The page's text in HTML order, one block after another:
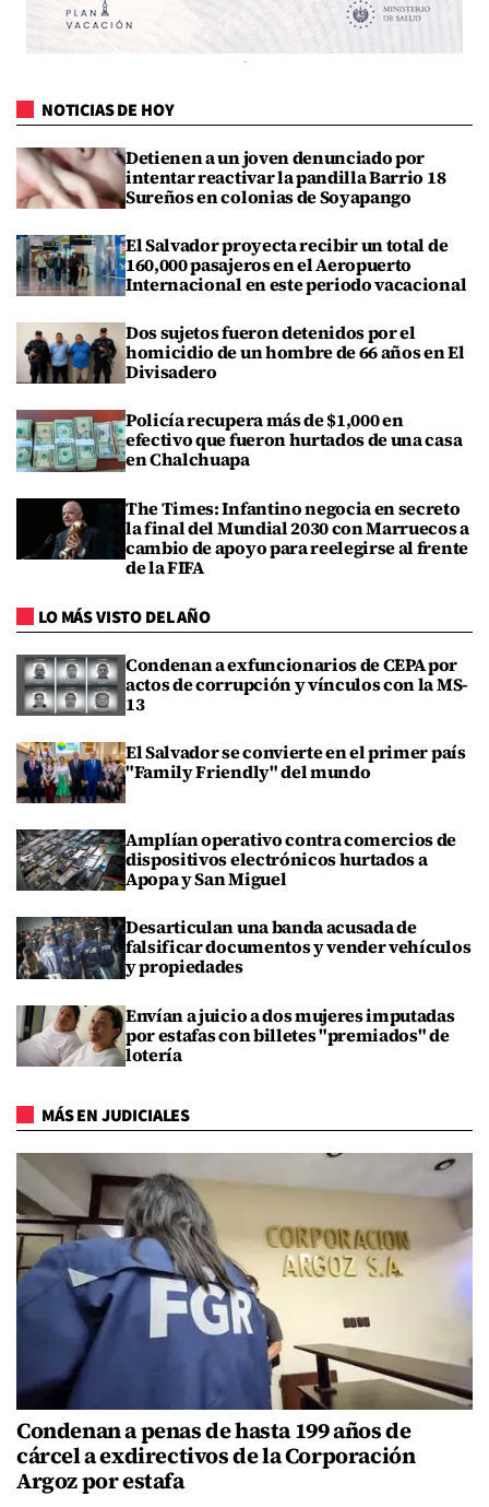
NOTICIAS DE HOY
Detienen a un joven denunciado por
intentar reactivar la pandilla Barrio 18
Sureños en colonias de Soyapango
El Salvador proyecta recibir un total de
160,000 pasajeros en el Aeropuerto
Internacional en este periodo vacacional
Dos sujetos fueron detenidos por el
homicidio de un hombre de 66 años en El
Divisadero
Policía recupera más de $1,000 en
efectivo que fueron hurtados de una casa
en Chalchuapa
The Times: Infantino negocia en secreto
la final del Mundial 2030 con Marruecos a
cambio de apoyo para reelegirse al frente
de la FIFA
LO MÁS VISTO DEL AÑO
Condenan a exfuncionarios de CEPA por
actos de corrupción y vínculos con la MS-
13
El Salvador se convierte en el primer país
"Family Friendly" del mundo
Amplían operativo contra comercios de
dispositivos electrónicos hurtados a
Apopa y San Miguel
Desarticulan una banda acusada de
falsificar documentos y vender vehículos
y propiedades
Envían a juicio a dos mujeres imputadas
por estafas con billetes "premiados" de
lotería
MÁS EN JUDICIALES
Condenan a penas de hasta 199 años de
cárcel a exdirectivos de la Corporación
Argoz por estafa